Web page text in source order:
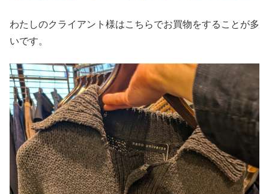
わたしのクライアント様はこちらでお買物をすることが多
いです。